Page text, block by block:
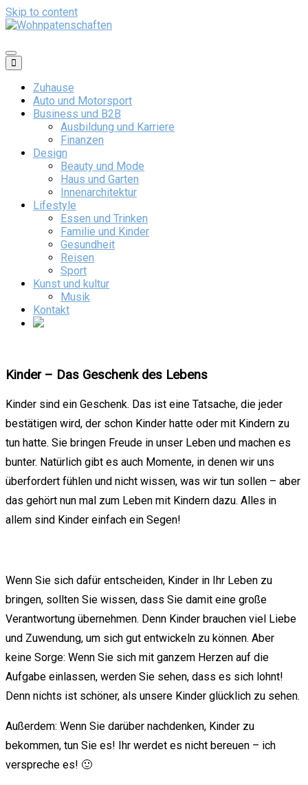
Skip to content
Wohnpatenschaften
Zuhause
Auto und Motorsport
Business und B2B
Ausbildung und Karriere
Finanzen
Design
Beauty und Mode
Haus und Garten
Innenarchitektur
Lifestyle
Essen und Trinken
Familie und Kinder
Gesundheit
Reisen
Sport
Kunst und kultur
Musik
Kontakt
Kinder – Das Geschenk des Lebens
Kinder sind ein Geschenk. Das ist eine Tatsache, die jeder
bestätigen wird, der schon Kinder hatte oder mit Kindern zu
tun hatte. Sie bringen Freude in unser Leben und machen es
bunter. Natürlich gibt es auch Momente, in denen wir uns
überfordert fühlen und nicht wissen, was wir tun sollen – aber
das gehört nun mal zum Leben mit Kindern dazu. Alles in
allem sind Kinder einfach ein Segen!
Wenn Sie sich dafür entscheiden, Kinder in Ihr Leben zu
bringen, sollten Sie wissen, dass Sie damit eine große
Verantwortung übernehmen. Denn Kinder brauchen viel Liebe
und Zuwendung, um sich gut entwickeln zu können. Aber
keine Sorge: Wenn Sie sich mit ganzem Herzen auf die
Aufgabe einlassen, werden Sie sehen, dass es sich lohnt!
Denn nichts ist schöner, als unsere Kinder glücklich zu sehen.
Außerdem: Wenn Sie darüber nachdenken, Kinder zu
bekommen, tun Sie es! Ihr werdet es nicht bereuen – ich
verspreche es! 🙂